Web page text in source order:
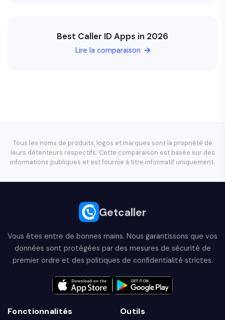
Best Caller ID Apps in 2026
Lire la comparaison
Tous les noms de produits, logos et marques sont la propriété de
leurs détenteurs respectifs. Cette comparaison est basée sur des
informations publiques et est fournie à titre informatif uniquement.
Getcaller
Vous êtes entre de bonnes mains. Nous garantissons que vos
données sont protégées par des mesures de sécurité de
premier ordre et des politiques de confidentialité strictes.
Fonctionnalités Outils